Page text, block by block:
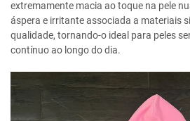
extremamente macia ao toque na pele
áspera e irritante associada a materiais
qualidade, tornando-o ideal para peles
contínuo ao longo do dia.